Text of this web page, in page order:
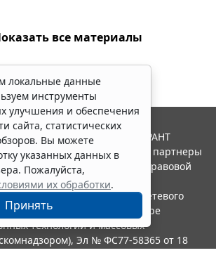
все материалы
локальные данные
инструменты
улучшения и обеспечения
сайта, статистических
Вы можете
указанных данных в
Пожалуйста,
их обработки.
Принять
СЕРВИС", 2026. Система ГАРАНТ
года. Компания "Гарант" и ее партнеры
Российской ассоциации правовой
в качестве сетевого
службой по надзору в сфере
технологий и массовых
Эл № ФС77-58365 от 18